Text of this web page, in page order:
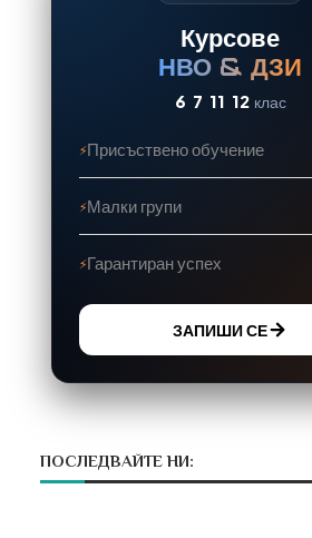
Курсове
НВО & ДЗИ
6 7 11 12 клас
Присъствено обучение
Малки групи
Гарантиран успех
ЗАПИШИ СЕ
ПОСЛЕДВАЙТЕ НИ: